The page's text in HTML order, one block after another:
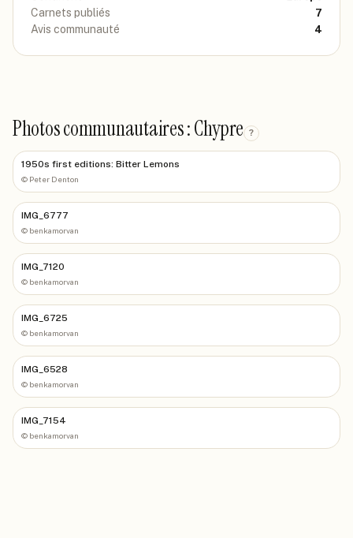
Carnets publiés 7
Avis communauté 4
Photos communautaires : Chypre ?
1950s first editions: Bitter Lemons
© Peter Denton
IMG_6777
© benkamorvan
IMG_7120
© benkamorvan
IMG_6725
© benkamorvan
IMG_6528
© benkamorvan
IMG_7154
© benkamorvan